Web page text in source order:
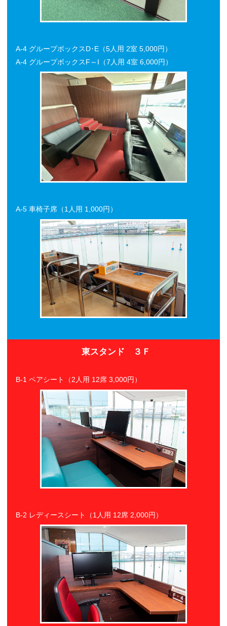
A-4 グループボックスD･E（5人用 2室 5,000円）
A-4 グループボックスF～I（7人用 4室 6,000円）
A-5 車椅子席（1人用 1,000円）
東スタンド ３Ｆ
B-1 ペアシート（2人用 12席 3,000円）
B-2 レディースシート（1人用 12席 2,000円）